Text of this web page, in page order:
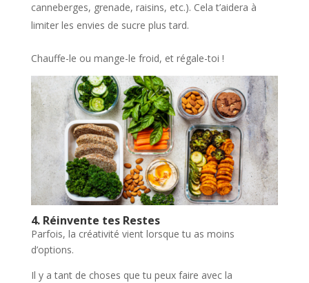
canneberges, grenade, raisins, etc.). Cela t’aidera à
limiter les envies de sucre plus tard.
Chauffe-le ou mange-le froid, et régale-toi !
4. Réinvente tes Restes
Parfois, la créativité vient lorsque tu as moins
d’options.
Il y a tant de choses que tu peux faire avec la